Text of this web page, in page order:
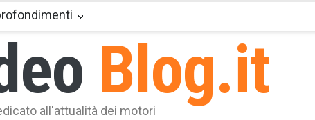
Blog.it
all'attualità dei motori